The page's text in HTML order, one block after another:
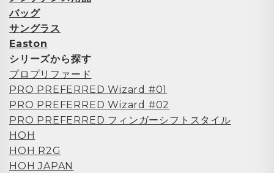
バッグ
サングラス
Easton
シリーズから探す
プロプリファード
PRO PREFERRED Wizard #01
PRO PREFERRED Wizard #02
PRO PREFERRED フィンガーシフトスタイル
HOH
HOH R2G
HOH JAPAN